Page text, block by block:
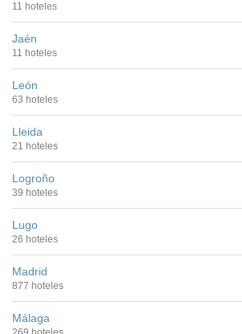
11 hoteles
Jaén
11 hoteles
León
63 hoteles
Lleida
21 hoteles
Logroño
39 hoteles
Lugo
26 hoteles
Madrid
877 hoteles
Málaga